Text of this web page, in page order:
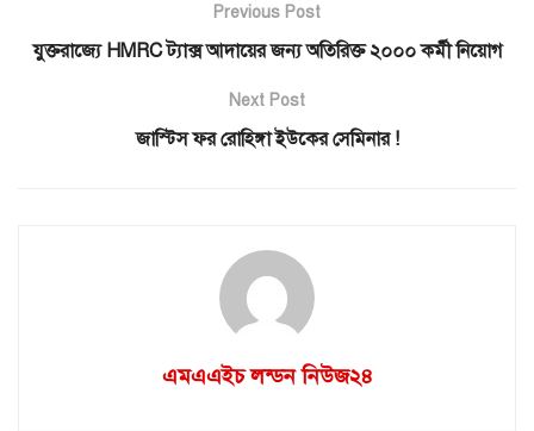
Previous Post
যুক্তরাজ্যে HMRC ট্যাক্স আদায়ের জন্য অতিরিক্ত ২০০০ কর্মী নিয়োগ
Next Post
জাস্টিস ফর রোহিঙ্গা ইউকের সেমিনার !
এমএএইচ লন্ডন নিউজ২৪